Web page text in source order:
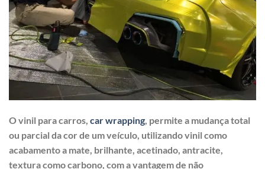
O vinil para carros, car wrapping, permite a mudança total
ou parcial da cor de um veículo, utilizando vinil como
acabamento a mate, brilhante, acetinado, antracite,
textura como carbono, com a vantagem de não